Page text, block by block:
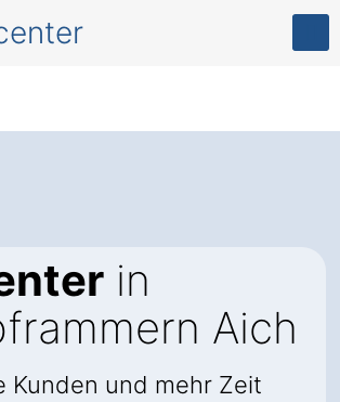
in
Aich
Kunden und mehr Zeit